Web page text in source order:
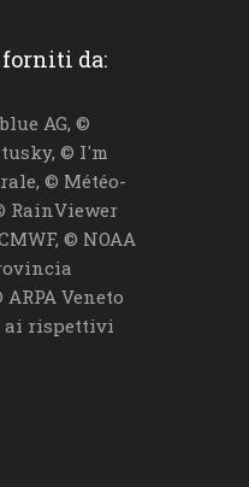
da:
AG, ©
© I'm
© Météo-
RainViewer
© NOAA
Veneto
rispettivi